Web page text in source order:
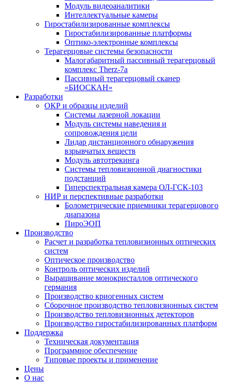
Модуль видеоаналитики
Интеллектуальные камеры
Гиростабилизированные комплексы
Гиростабилизированные платформы
Оптико-электронные комплексы
Терагерцовые системы безопасности
Малогабаритный пассивный терагерцовый
комплекс Therz-7a
Пассивный терагерцовый сканер
«БИОСКАН»
Разработки
ОКР и образцы изделий
Системы лазерной локации
Модуль системы наведения и
сопровождения цели
Лидар дистанционного обнаружения
взрывчатых веществ
Модуль автотрекинга
Cистемы тепловизионной диагностики
подстанций
Гиперспектральная камера ОЛ-ГСК-103
НИР и перспективные разработки
Болометрические приемники терагерцового
диапазона
ПироЭОП
Производство
Расчет и разработка тепловизионных оптических
систем
Оптическое производство
Контроль оптических изделий
Выращивание монокристаллов оптического
германия
Производство криогенных систем
Сборочное производство тепловизионных систем
Производство тепловизионных детекторов
Производство гиростабилизированных платформ
Поддержка
Техническая документация
Программное обеспечение
Типовые проекты и применение
Цены
О нас